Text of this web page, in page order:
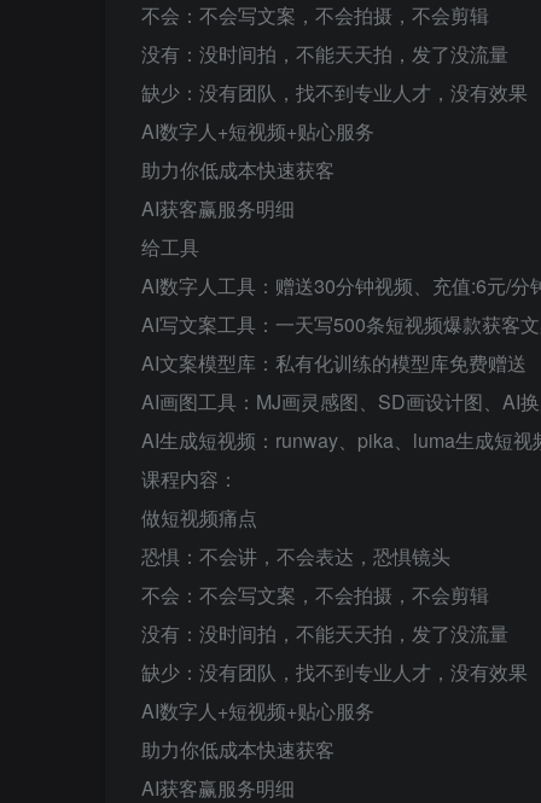
不会：不会写文案，不会拍摄，不会剪辑
没有：没时间拍，不能天天拍，发了没流量
缺少：没有团队，找不到专业人才，没有效果
AI数字人+短视频+贴心服务
助力你低成本快速获客
AI获客赢服务明细
给工具
AI数字人工具：赠送30分钟视频、充值:6元/分
AI写文案工具：一天写500条短视频爆款获客
AI文案模型库：私有化训练的模型库免费赠送
AI画图工具：MJ画灵感图、SD画设计图、AI
AI生成短视频：runway、pika、luma生成短视
课程内容：
做短视频痛点
恐惧：不会讲，不会表达，恐惧镜头
不会：不会写文案，不会拍摄，不会剪辑
没有：没时间拍，不能天天拍，发了没流量
缺少：没有团队，找不到专业人才，没有效果
AI数字人+短视频+贴心服务
助力你低成本快速获客
AI获客赢服务明细